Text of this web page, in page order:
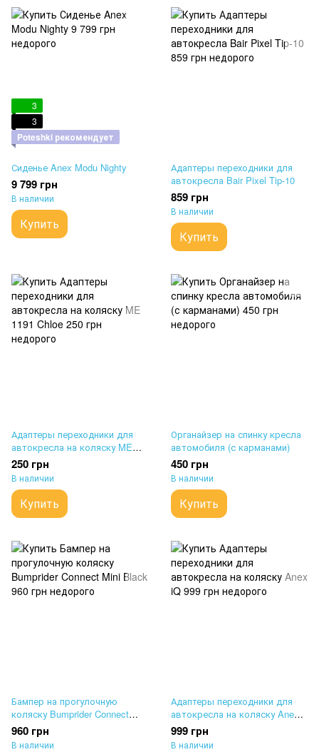
3
3
Poteshki рекомендует
Сиденье Anex Modu Nighty
9 799 грн
В наличии
Купить
Адаптеры переходники для
автокресла Bair Pixel Tip-10
859 грн
В наличии
Купить
Адаптеры переходники для
автокресла на коляску ME
1191 Chloe
250 грн
В наличии
Купить
Органайзер на спинку кресла
автомобиля (с карманами)
450 грн
В наличии
Купить
Бампер на прогулочную
коляску Bumprider Connect
Mini Black
960 грн
В наличии
Адаптеры переходники для
автокресла на коляску Anex
iQ
999 грн
В наличии